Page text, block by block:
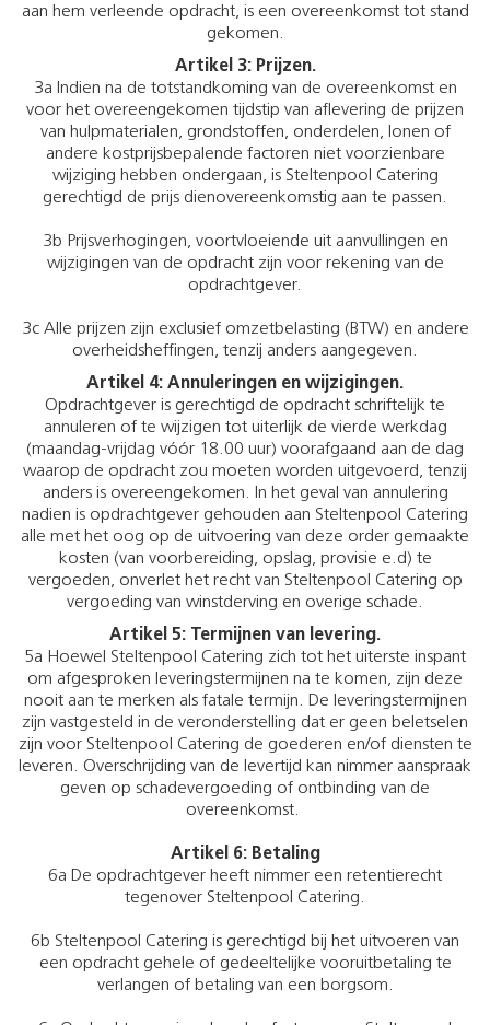
aan hem verleende opdracht, is een overeenkomst tot stand
gekomen.
Artikel 3: Prijzen.
3a Indien na de totstandkoming van de overeenkomst en
voor het overeengekomen tijdstip van aflevering de prijzen
van hulpmaterialen, grondstoffen, onderdelen, lonen of
andere kostprijsbepalende factoren niet voorzienbare
wijziging hebben ondergaan, is Steltenpool Catering
gerechtigd de prijs dienovereenkomstig aan te passen.
3b Prijsverhogingen, voortvloeiende uit aanvullingen en
wijzigingen van de opdracht zijn voor rekening van de
opdrachtgever.
3c Alle prijzen zijn exclusief omzetbelasting (BTW) en andere
overheidsheffingen, tenzij anders aangegeven.
Artikel 4: Annuleringen en wijzigingen.
Opdrachtgever is gerechtigd de opdracht schriftelijk te
annuleren of te wijzigen tot uiterlijk de vierde werkdag
(maandag-vrijdag vóór 18.00 uur) voorafgaand aan de dag
waarop de opdracht zou moeten worden uitgevoerd, tenzij
anders is overeengekomen. In het geval van annulering
nadien is opdrachtgever gehouden aan Steltenpool Catering
alle met het oog op de uitvoering van deze order gemaakte
kosten (van voorbereiding, opslag, provisie e.d) te
vergoeden, onverlet het recht van Steltenpool Catering op
vergoeding van winstderving en overige schade.
Artikel 5: Termijnen van levering.
5a Hoewel Steltenpool Catering zich tot het uiterste inspant
om afgesproken leveringstermijnen na te komen, zijn deze
nooit aan te merken als fatale termijn. De leveringstermijnen
zijn vastgesteld in de veronderstelling dat er geen beletselen
zijn voor Steltenpool Catering de goederen en/of diensten te
leveren. Overschrijding van de levertijd kan nimmer aanspraak
geven op schadevergoeding of ontbinding van de
overeenkomst.
Artikel 6: Betaling
6a De opdrachtgever heeft nimmer een retentierecht
tegenover Steltenpool Catering.
6b Steltenpool Catering is gerechtigd bij het uitvoeren van
een opdracht gehele of gedeeltelijke vooruitbetaling te
verlangen of betaling van een borgsom.